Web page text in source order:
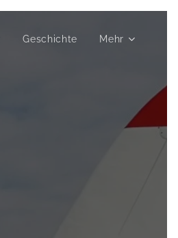
Geschichte Mehr